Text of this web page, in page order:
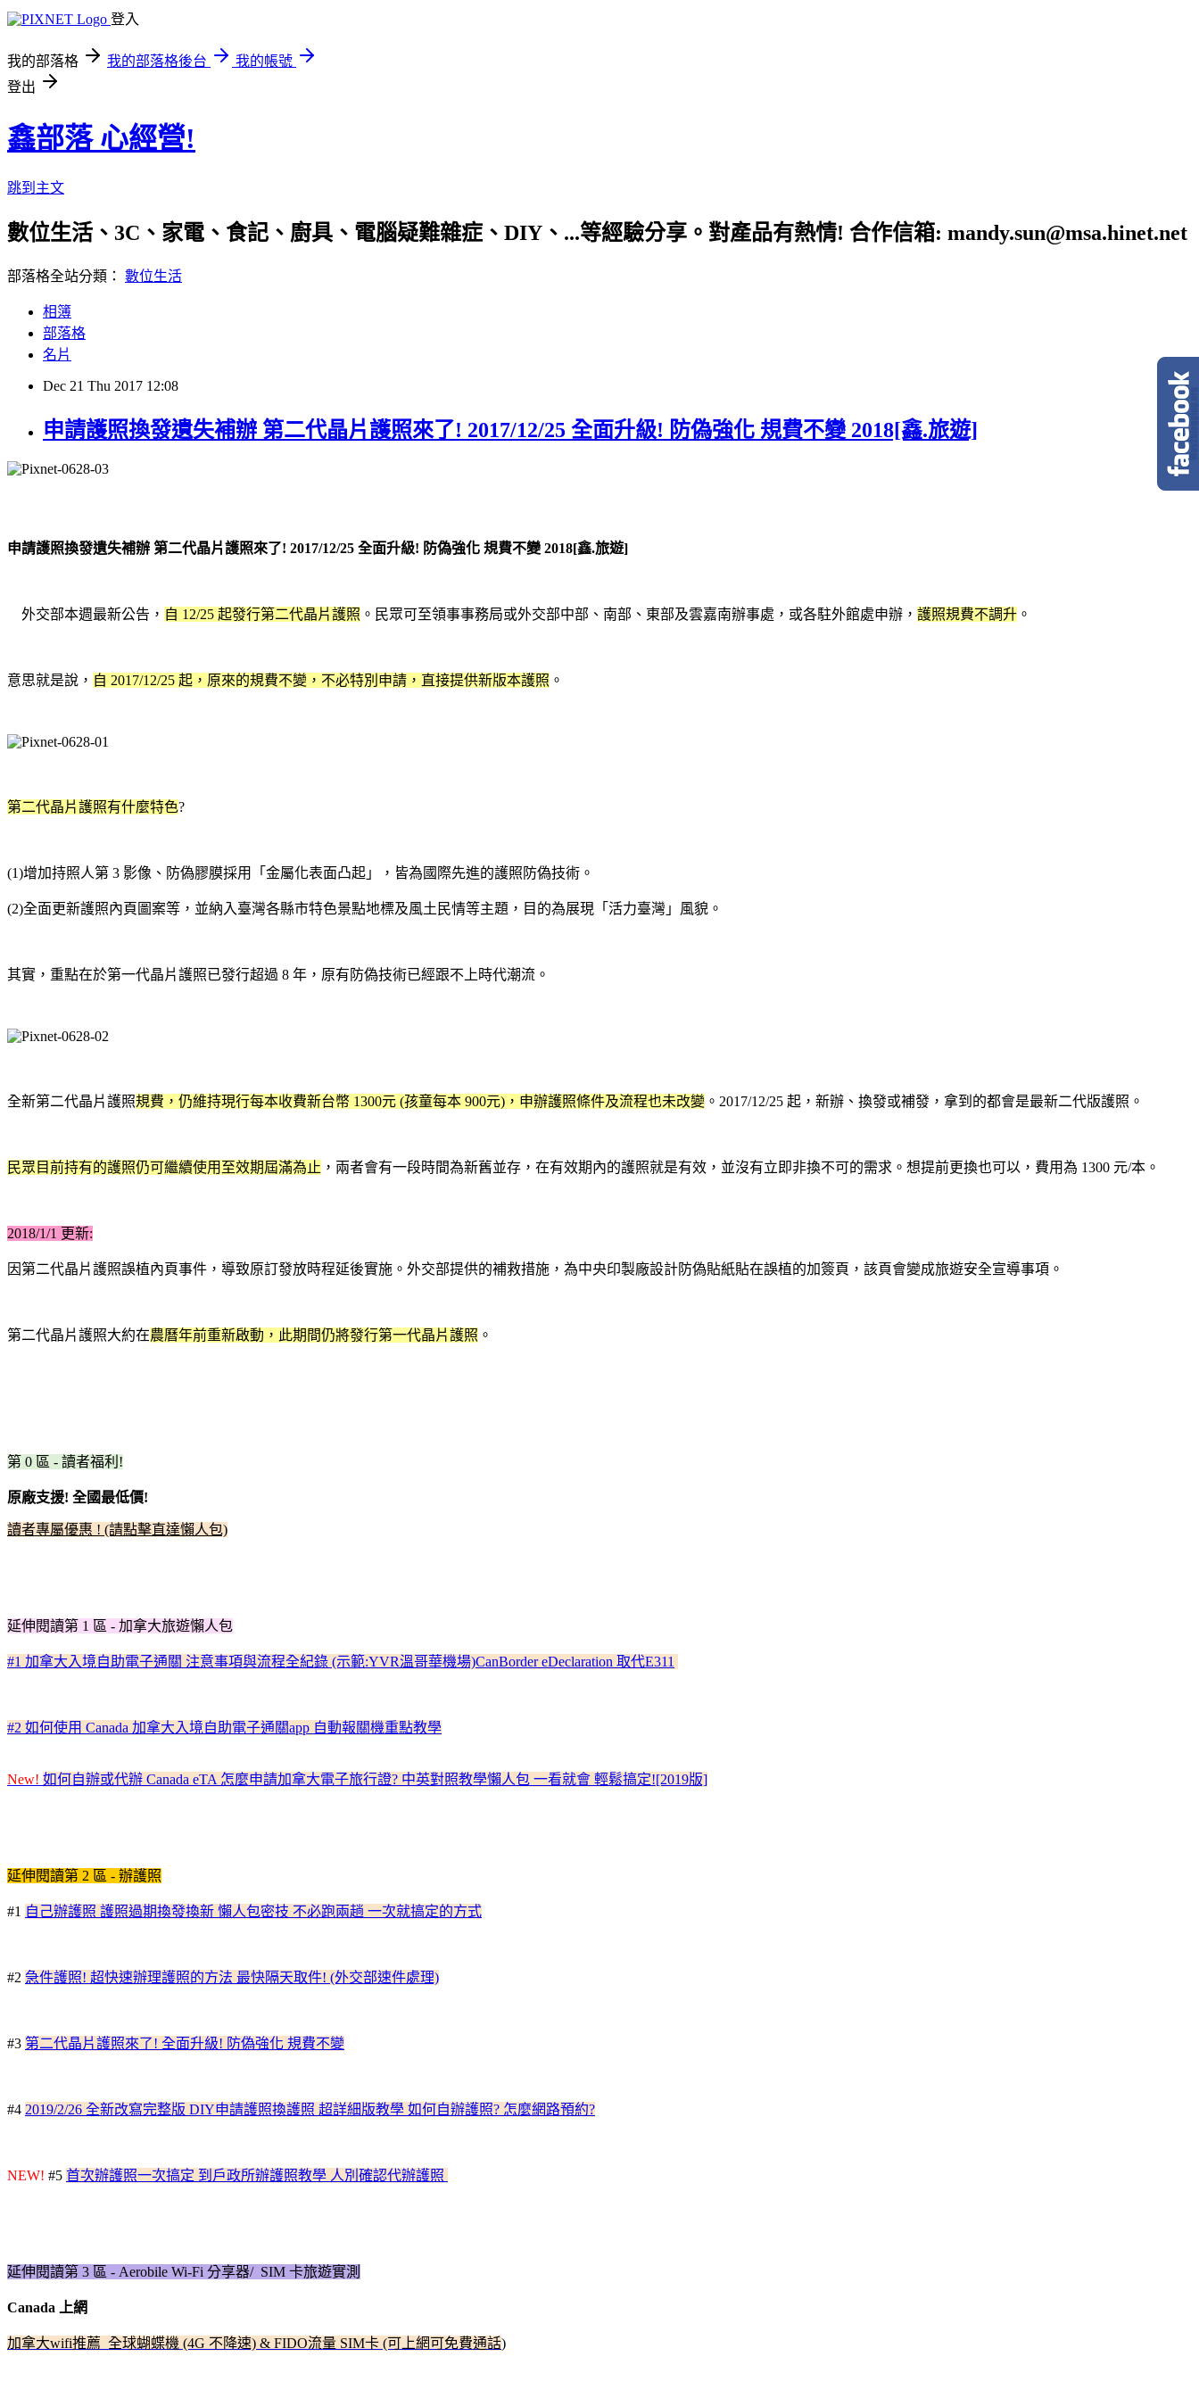
登入
我的部落格 我的部落格後台
我的帳號
登出
鑫部落 心經營!
跳到主文
數位生活、3C、家電、食記、廚具、電腦疑難雜症、DIY、...等經驗分享。對產品有熱情! 合作信箱: mandy.sun@msa.hinet.net
部落格全站分類： 數位生活
相簿
部落格
名片
Dec 21 Thu 2017 12:08
申請護照換發遺失補辦 第二代晶片護照來了! 2017/12/25 全面升級! 防偽強化 規費不變 2018[鑫.旅遊]
申請護照換發遺失補辦 第二代晶片護照來了! 2017/12/25 全面升級! 防偽強化 規費不變 2018[鑫.旅遊]
外交部本週最新公告， 自 12/25 起發行第二代晶片護照 。 民眾可至領事事務局或外交部中部、南部、東部及雲嘉南辦事處，或各駐外館處申辦， 護照規費不調升 。
意思就是說， 自 2017/12/25 起，原來的規費不變，不必特別申請，直接提供新版本護照 。
第二代晶片護照有什麼特色?
(1)增加持照人第 3 影像、防偽膠膜採用「金屬化表面凸起」，皆為國際先進的護照防偽技術。
(2)全面更新護照內頁圖案等，並納入臺灣各縣市特色景點地標及風土民情等主題，目的為展現「活力臺灣」風貌。
其實，重點在於第一代晶片護照已發行超過 8 年，原有防偽技術已經跟不上時代潮流。
全新第二代晶片護照規費 ， 仍維持現行每本收費新台幣 1300元 (孩童每本 900元)，申辦護照條件及流程也未改變 。2017/12/25 起，新辦、換發或補發，拿到的都會是最新二代版護照。
民眾目前持有的護照仍可繼續使用至效期屆滿為止 ，兩者會有一段時間為新舊並存，在有效期內的護照就是有效，並沒有立即非換不可的需求。想提前更換也可以，費用為 1300 元/本。
2018/1/1 更新:
因第二代晶片護照誤植內頁事件 ，導致原訂發放時程延後實施 。外交部提供的補救措施 ， 為中央印製廠設計防偽貼紙貼在誤植的加簽頁，該頁會變成旅遊安全宣導事項 。
第二代晶片護照大約在農曆年前重新啟動，此期間仍將發行第一代晶片護照 。
第 0 區 - 讀者福利!
原廠支援! 全國最低價!
讀者專屬優惠 ! (請點擊直達懶人包)
延伸閱讀第 1 區 - 加拿大旅遊懶人包
#1 加拿大入境自助電子通關 注意事項與流程全紀錄 (示範:YVR溫哥華機場)CanBorder eDeclaration 取代E311
#2 如何使用 Canada 加拿大入境自助電子通關app 自動報關機重點教學
New! 如何自辦或代辦 Canada eTA 怎麼申請加拿大電子旅行證? 中英對照教學懶人包 一看就會 輕鬆搞定![2019版]
延伸閱讀第 2 區 - 辦護照
#1 自己辦護照 護照過期換發換新 懶人包密技 不必跑兩趟 一次就搞定的方式
#2 急件護照! 超快速辦理護照的方法 最快隔天取件! (外交部速件處理)
#3 第二代晶片護照來了! 全面升級! 防偽強化 規費不變
#4 2019/2/26 全新改寫完整版 DIY申請護照換護照 超詳細版教學 如何自辦護照? 怎麼網路預約?
NEW! #5 首次辦護照一次搞定 到戶政所辦護照教學 人別確認代辦護照
延伸閱讀第 3 區 - Aerobile Wi-Fi 分享器/ SIM 卡旅遊實測
Canada 上網
加拿大wifi推薦 全球蝴蝶機 (4G 不降速) & FIDO流量 SIM卡 (可上網可免費通話)